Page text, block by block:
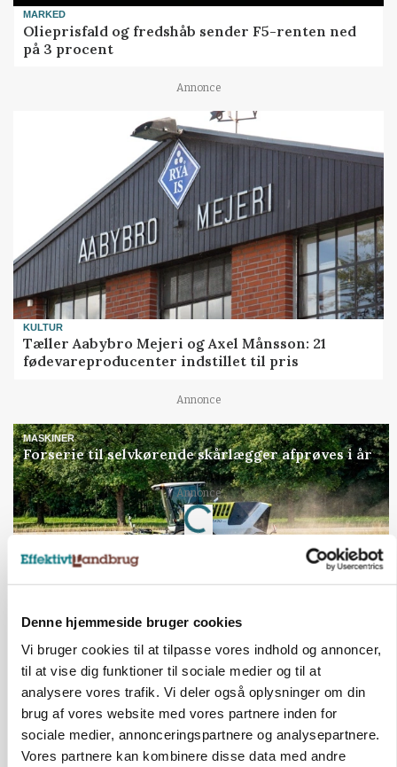
Denne hjemmeside bruger cookies
Vi bruger cookies til at tilpasse vores indhold og annoncer,
til at vise dig funktioner til sociale medier og til at
analysere vores trafik. Vi deler også oplysninger om din
brug af vores website med vores partnere inden for
sociale medier, annonceringspartnere og analysepartnere.
Vores partnere kan kombinere disse data med andre
MARKED
Olieprisfald og fredshåb sender F5-renten ned
på 3 procent
Annonce
KULTUR
Tæller Aabybro Mejeri og Axel Månsson: 21
fødevareproducenter indstillet til pris
Annonce
MASKINER
Forserie til selvkørende skårlægger afprøves i år
Annonce
Loading...
Jobs
i samarbejde med
77ledige stillinger
Opret agent
Se alle jobs
Elevplads tilbydes ved Ringkøbing /